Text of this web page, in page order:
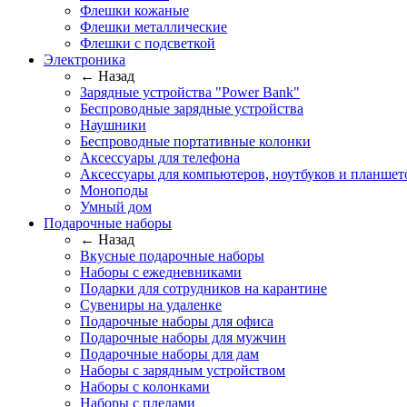
Флешки кожаные
Флешки металлические
Флешки с подсветкой
Электроника
← Назад
Зарядные устройства "Power Bank"
Беспроводные зарядные устройства
Наушники
Беспроводные портативные колонки
Аксессуары для телефона
Аксессуары для компьютеров, ноутбуков и
Моноподы
Умный дом
Подарочные наборы
← Назад
Вкусные подарочные наборы
Наборы с ежедневниками
Подарки для сотрудников на карантине
Сувениры на удаленке
Подарочные наборы для офиса
Подарочные наборы для мужчин
Подарочные наборы для дам
Наборы с зарядным устройством
Наборы с колонками
Наборы с пледами